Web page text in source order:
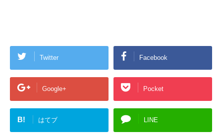
Twitter Facebook
Google+ Pocket
B! はてブ LINE